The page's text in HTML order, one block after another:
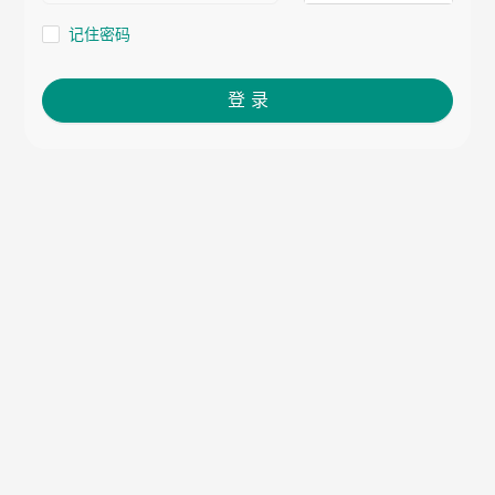
记住密码
登 录